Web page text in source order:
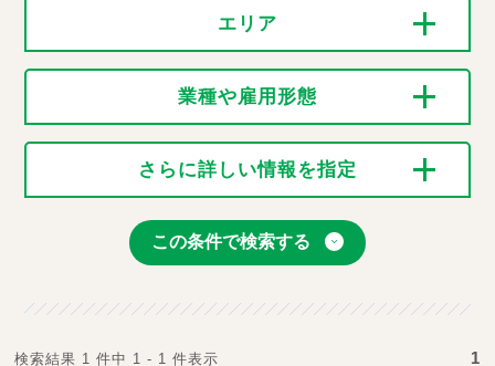
エリア
業種や雇用形態
さらに詳しい情報を指定
この条件で検索する
検索結果 1 件中 1 - 1 件表示 1